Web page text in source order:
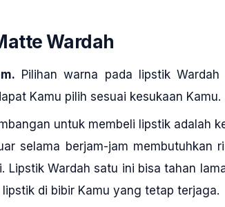
Wardah
Pilihan warna pada lipstik
Kamu pilih sesuai kesukaan Kamu.
untuk membeli lipstik adalah
selama berjam-jam membutuhkan
Lipstik Wardah satu ini bisa tahan
di bibir Kamu yang tetap terjaga.